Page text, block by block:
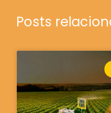
Posts